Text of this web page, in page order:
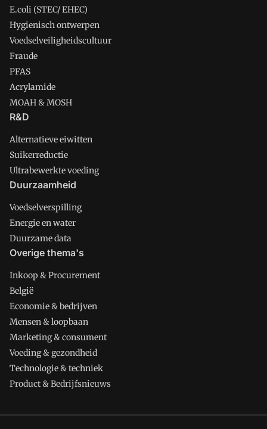
E.coli (STEC/ EHEC)
Hygienisch ontwerpen
Voedselveiligheidscultuur
Fraude
PFAS
Acrylamide
MOAH & MOSH
R&D
Alternatieve eiwitten
Suikerreductie
Ultrabewerkte voeding
Duurzaamheid
Voedselverspilling
Energie en water
Duurzame data
Overige thema's
Inkoop & Procurement
België
Economie & bedrijven
Mensen & loopbaan
Marketing & consument
Voeding & gezondheid
Technologie & techniek
Product & Bedrijfsnieuws